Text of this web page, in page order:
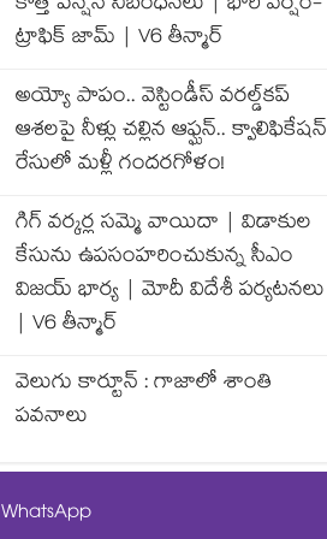
ట్రాఫిక్ జామ్ | V6 తీన్మార్
అయ్యో పాపం.. వెస్టిండీస్ వరల్డ్‌కప్
ఆశలపై నీళ్లు చల్లిన ఆఫ్ఘన్.. క్వాలిఫికేషన్
రేసులో మళ్లీ గందరగోళం!
గిగ్ వర్కర్ల సమ్మె వాయిదా | విడాకుల
కేసును ఉపసంహరించుకున్న సీఎం
విజయ్ భార్య | మోదీ విదేశీ పర్యటనలు
| V6 తీన్మార్
వెలుగు కార్టూన్ : గాజాలో శాంతి
పవనాలు
WhatsApp